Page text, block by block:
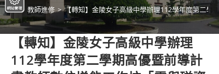
> 教師進修 > 【轉知】金陵女子高級中學辦理112學年度第二學
【轉知】金陵女子高級中學辦理
112學年度第二學期高優暨前導計